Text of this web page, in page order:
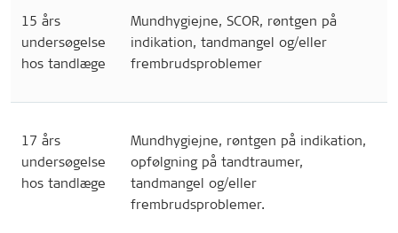
15 års
undersøgelse
hos tandlæge
Mundhygiejne, SCOR, røntgen på
indikation, tandmangel og/eller
frembrudsproblemer
17 års
undersøgelse
hos tandlæge
Mundhygiejne, røntgen på indikation,
opfølgning på tandtraumer,
tandmangel og/eller
frembrudsproblemer.